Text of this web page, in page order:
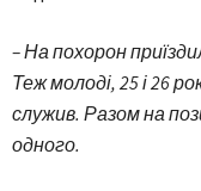
– На похорон
Теж молоді, 25 і 26
служив. Разом на
одного.